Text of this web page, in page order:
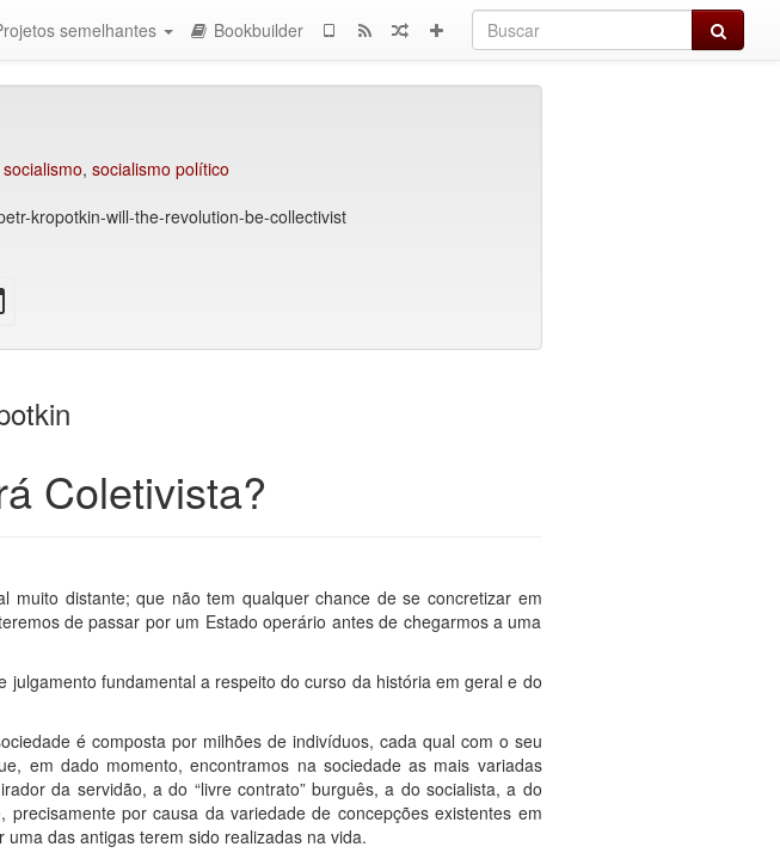
Buscar
semelhantes Bookbuilder
socialismo, socialismo político
kropotkin-will-the-revolution-be-collectivist
bookbuilder
Coletivista?
muito distante; que não tem qualquer chance de se concretizar em
de passar por um Estado operário antes de chegarmos a uma
fundamental a respeito do curso da história em geral e do
é composta por milhões de indivíduos, cada qual com o seu
em dado momento, encontramos na sociedade as mais variadas
da servidão, a do “livre contrato” burguês, a do socialista, a do
por causa da variedade de concepções existentes em
das antigas terem sido realizadas na vida.